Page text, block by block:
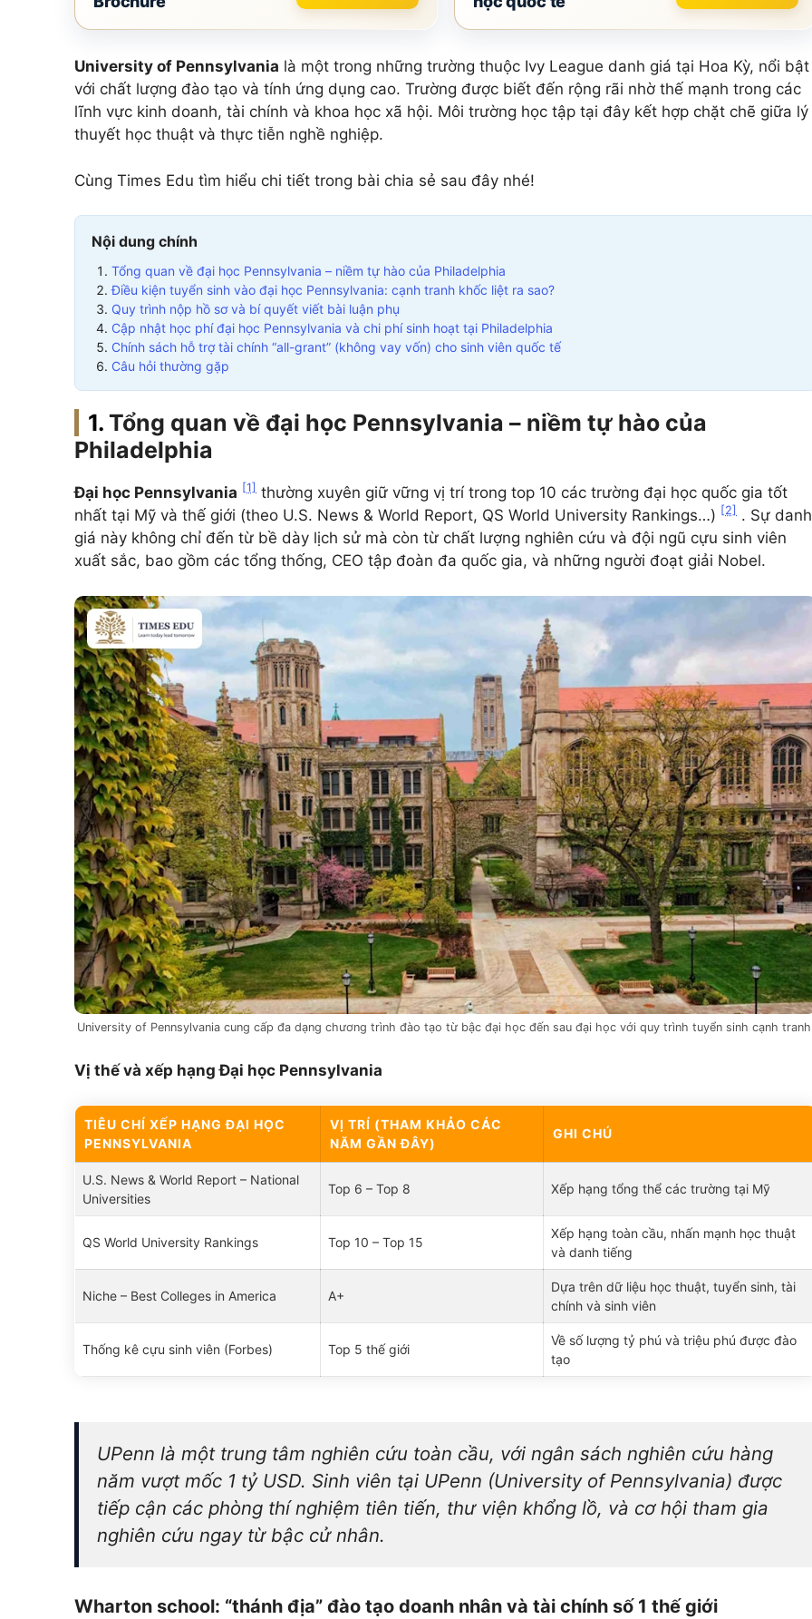
Xem tất cả 15 môn
+ 5 môn khác Xem tất cả 20 môn
University of Pennsylvania là một trong những trường thuộc Ivy League danh giá tại Hoa Kỳ, nổi bật
với chất lượng đào tạo và tính ứng dụng cao. Trường được biết đến rộng rãi nhờ thế mạnh trong các
lĩnh vực kinh doanh, tài chính và khoa học xã hội. Môi trường học tập tại đây kết hợp chặt chẽ giữa lý
thuyết học thuật và thực tiễn nghề nghiệp.
Cùng Times Edu tìm hiểu chi tiết trong bài chia sẻ sau đây nhé!
Nội dung chính
Tổng quan về đại học Pennsylvania – niềm tự hào của Philadelphia
Điều kiện tuyển sinh vào đại học Pennsylvania: cạnh tranh khốc liệt ra sao?
Quy trình nộp hồ sơ và bí quyết viết bài luận phụ
Cập nhật học phí đại học Pennsylvania và chi phí sinh hoạt tại Philadelphia
Chính sách hỗ trợ tài chính “all-grant” (không vay vốn) cho sinh viên quốc tế
Câu hỏi thường gặp
Tổng quan về đại học Pennsylvania – niềm tự hào của
Philadelphia
Đại học Pennsylvania [1] thường xuyên giữ vững vị trí trong top 10 các trường đại học quốc gia tốt
nhất tại Mỹ và thế giới (theo U.S. News & World Report, QS World University Rankings…) [2] . Sự danh
giá này không chỉ đến từ bề dày lịch sử mà còn từ chất lượng nghiên cứu và đội ngũ cựu sinh viên
xuất sắc, bao gồm các tổng thống, CEO tập đoàn đa quốc gia, và những người đoạt giải Nobel.
University of Pennsylvania cung cấp đa dạng chương trình đào tạo từ bậc đại học đến sau đại học với quy trình tuyển sinh cạnh
Vị thế và xếp hạng Đại học Pennsylvania
TIÊU CHÍ XẾP HẠNG ĐẠI HỌC
PENNSYLVANIA
VỊ TRÍ (THAM KHẢO CÁC
NĂM GẦN ĐÂY)
GHI CHÚ
U.S. News & World Report – National
Universities
Top 6 – Top 8 Xếp hạng tổng thể các trường tại Mỹ
QS World University Rankings Top 10 – Top 15
Xếp hạng toàn cầu, nhấn mạnh học thuật
và danh tiếng
Niche – Best Colleges in America A+
Dựa trên dữ liệu học thuật, tuyển sinh, tài
chính và sinh viên
Thống kê cựu sinh viên (Forbes) Top 5 thế giới
Về số lượng tỷ phú và triệu phú được đào
tạo
UPenn là một trung tâm nghiên cứu toàn cầu, với ngân sách nghiên cứu hàng
năm vượt mốc 1 tỷ USD. Sinh viên tại UPenn (University of Pennsylvania) được
tiếp cận các phòng thí nghiệm tiên tiến, thư viện khổng lồ, và cơ hội tham gia
nghiên cứu ngay từ bậc cử nhân.
Wharton school: “thánh địa” đào tạo doanh nhân và tài chính số 1 thế giới